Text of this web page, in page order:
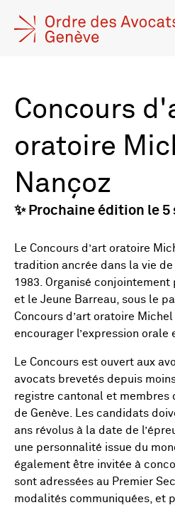
Concours
oratoire
Nançoz
✨ Prochaine édition le
Le Concours d’art oratoire
tradition ancrée dans la vie de
1983. Organisé conjointement
et le Jeune Barreau, sous le
Concours d’art oratoire
encourager l’expression orale
Le Concours est ouvert aux
avocats brevetés depuis
registre cantonal et membres
de Genève. Les candidats
ans révolus à la date de
une personnalité issue du
également être invitée à
sont adressées au Premier
modalités communiquées, et